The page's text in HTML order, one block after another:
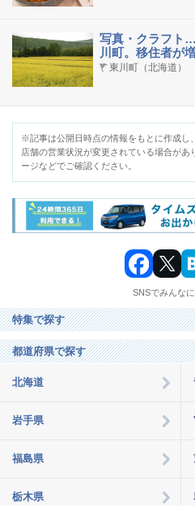
写真・クラフト
川町。移住者が
東川町（北海道）
※記事は公開日時点の情報をもとに作成し
店舗の営業状況が変更されている場合が
ージなどでご確認ください。​
SNSでみんなに
特集で探す
都道府県で探す
北海道
岩手県
福島県
栃木県
北
関
東
陸・
甲
信
近
畿
中
国
九